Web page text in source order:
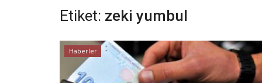
Etiket: zeki yumbul
Haberler